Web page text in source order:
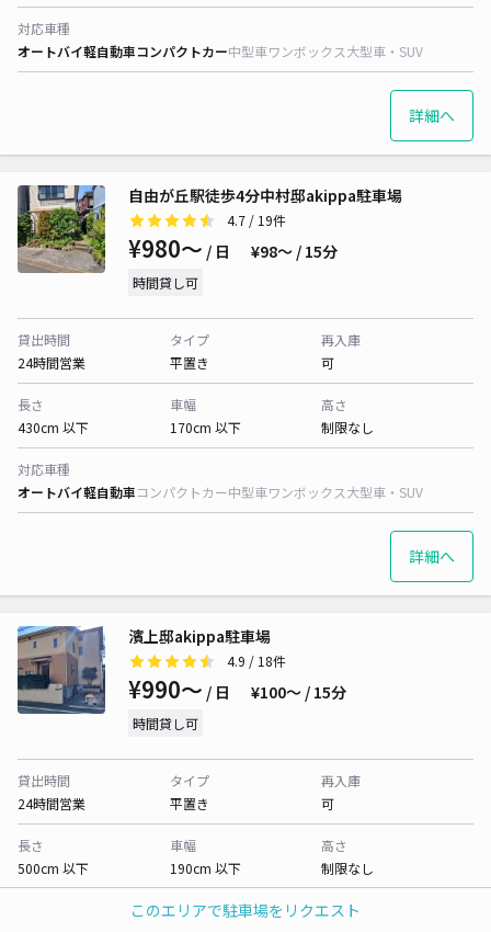
このエリアで駐車場をリクエスト
対応車種
オートバイ軽自動車コンパクトカー中型車ワンボックス大型車・SUV
詳細へ
自由が丘駅徒歩4分中村邸akippa駐車場
4.7 / 19件
¥980〜 / 日 ¥98〜 / 15分
時間貸し可
貸出時間
24時間営業
タイプ
平置き
再入庫
可
長さ
430cm 以下
車幅
170cm 以下
高さ
制限なし
対応車種
オートバイ軽自動車コンパクトカー中型車ワンボックス大型車・SUV
詳細へ
濱上邸akippa駐車場
4.9 / 18件
¥990〜 / 日 ¥100〜 / 15分
時間貸し可
貸出時間
24時間営業
タイプ
平置き
再入庫
可
長さ
500cm 以下
車幅
190cm 以下
高さ
制限なし